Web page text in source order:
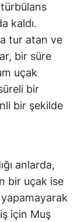
türbülans
kaldı.
tur atan ve
bir süre
uçak
bir
bir şekilde
anlarda,
bir uçak ise
için Muş